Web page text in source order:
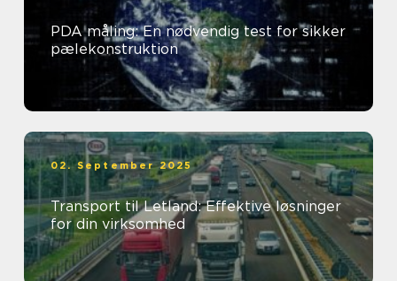
PDA måling: En nødvendig test for sikker
pælekonstruktion
02. September 2025
Transport til Letland: Effektive løsninger
for din virksomhed